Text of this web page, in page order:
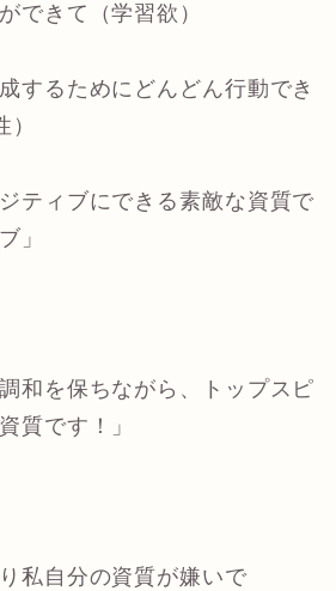
できて（学習欲）
するためにどんどん行動でき
ティブにできる素敵な資質で
」
和を保ちながら、トップスピ
質です！」
私自分の資質が嫌いで